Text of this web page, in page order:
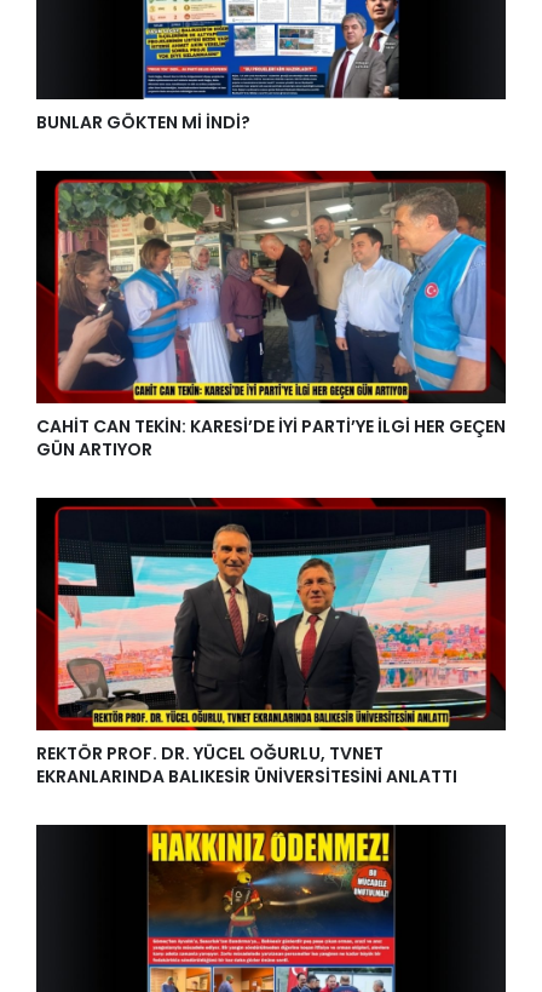
BUNLAR GÖKTEN Mİ İNDİ?
CAHİT CAN TEKİN: KARESİ’DE İYİ PARTİ’YE İLGİ HER GEÇEN
GÜN ARTIYOR
REKTÖR PROF. DR. YÜCEL OĞURLU, TVNET
EKRANLARINDA BALIKESİR ÜNİVERSİTESİNİ ANLATTI